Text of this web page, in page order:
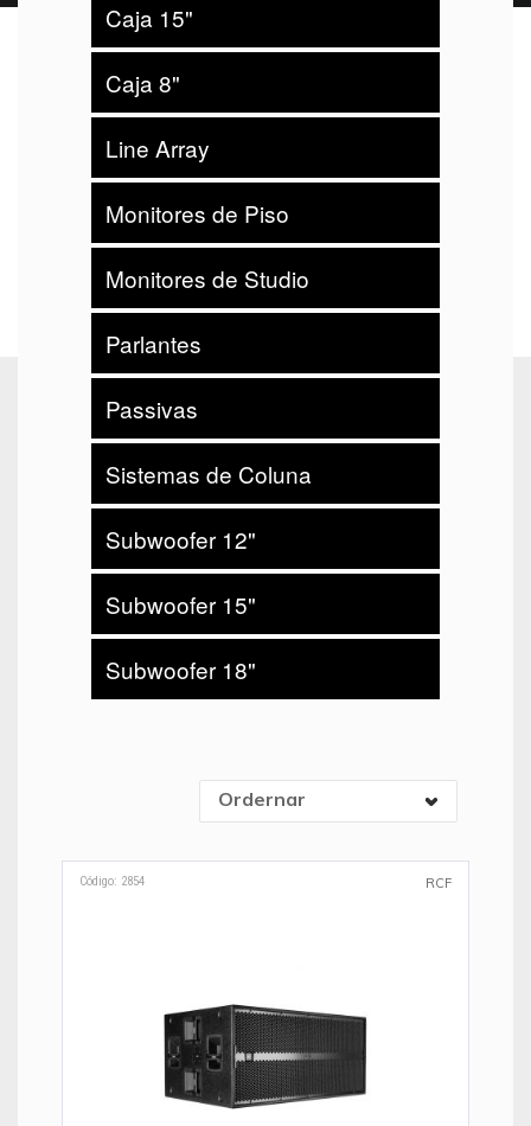
Caja 15"
Caja 8"
Line Array
Monitores de Piso
Monitores de Studio
Parlantes
Passivas
Sistemas de Coluna
Subwoofer 12"
Subwoofer 15"
Subwoofer 18"
Ordernar
Código: 2854 RCF